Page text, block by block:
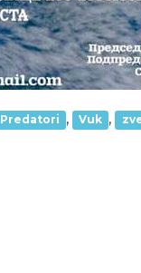
Predatori , Vuk ,